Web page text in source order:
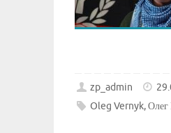
zp_admin
Oleg Vernyk,Олег